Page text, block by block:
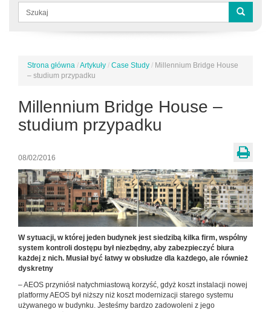
Formularz
wyszukiwania
Jesteś
tutaj
Strona główna /Artykuły / Case Study / Millennium Bridge House
– studium przypadku
Millennium Bridge House –
studium przypadku
08/02/2016
W sytuacji, w której jeden budynek jest siedzibą kilka firm, wspólny
system kontroli dostępu był niezbędny, aby zabezpieczyć biura
każdej z nich. Musiał być łatwy w obsłudze dla każdego, ale również
dyskretny
– AEOS przyniósł natychmiastową korzyść, gdyż koszt instalacji nowej
platformy AEOS był niższy niż koszt modernizacji starego systemu
używanego w budynku. Jesteśmy bardzo zadowoleni z jego